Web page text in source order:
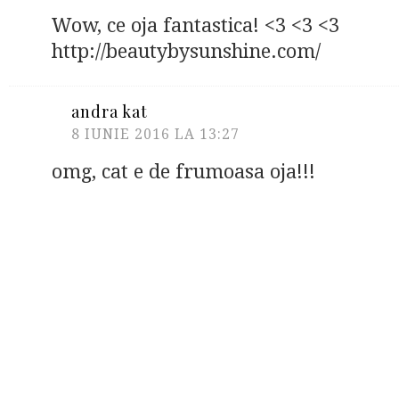
Wow, ce oja fantastica! <3 <3 <3
http://beautybysunshine.com/
andra kat
8 IUNIE 2016 LA 13:27
omg, cat e de frumoasa oja!!!